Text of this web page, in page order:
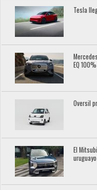
Tesla
EQ 100%
Oversil
El
uruguayo